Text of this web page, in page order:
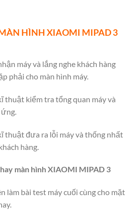
HÌNH XIAOMI MIPAD 3
máy và lắng nghe khách hàng
phải cho màn hình máy.
thuật kiểm tra tổng quan máy và
thuật đưa ra lỗi máy và thống nhất
hàng.
màn hình XIAOMI MIPAD 3
làm bài test máy cuối cùng cho mặt